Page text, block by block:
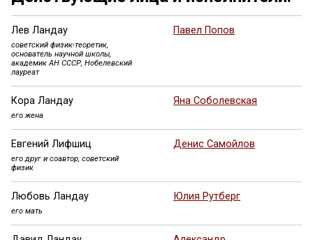
Лев Ландау
советский физик-теоретик,
основатель научной школы,
академик АН СССР, Нобелевский
лауреат
Павел Попов
Кора Ландау
его жена
Яна Соболевская
Евгений Лифшиц
его друг и соавтор, советский
физик
Денис Самойлов
Любовь Ландау
его мать
Юлия Рутберг